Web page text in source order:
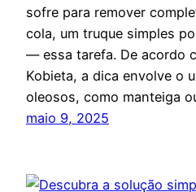
sofre para remover
cola, um truque simples
— essa tarefa. De acordo
Kobieta, a dica envolve o
oleosos, como manteiga
maio 9, 2025